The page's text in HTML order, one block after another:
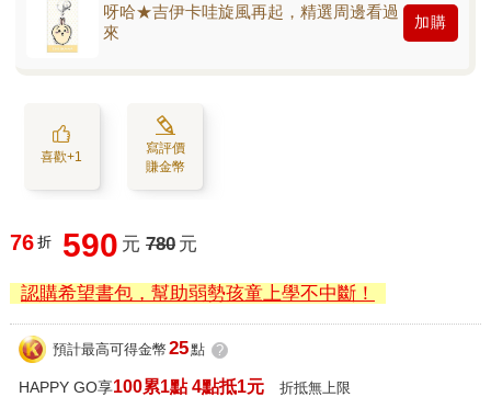
呀哈★吉伊卡哇旋風再起，精選周邊看過
來
加購
喜歡+1
寫評價
賺金幣
76 折 590 元 780 元
認購希望書包，幫助弱勢孩童上學不中斷！
預計最高可得金幣 25點 ?
HAPPY GO享100累1點 4點抵1元 折抵無上限